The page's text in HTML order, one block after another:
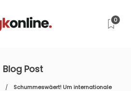
0
Blog Post
Schummeswäert! Um internationale